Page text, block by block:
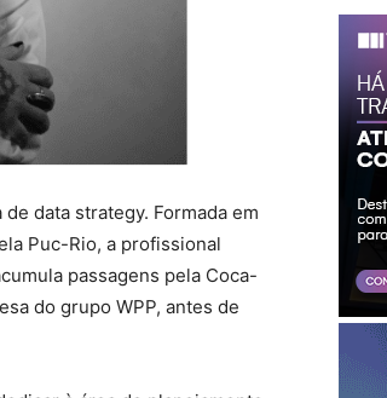
data strategy. Formada em
Puc-Rio, a profissional
passagens pela Coca-
do grupo WPP, antes de